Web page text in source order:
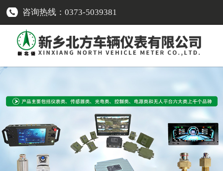
咨询热线：0373-5039381